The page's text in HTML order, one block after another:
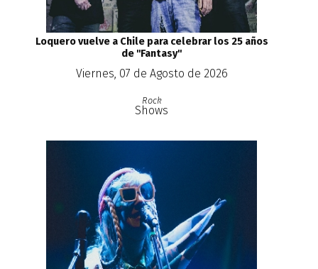
Loquero vuelve a Chile para celebrar los 25 años
de ''Fantasy''
Viernes, 07 de Agosto de 2026
Rock
Shows